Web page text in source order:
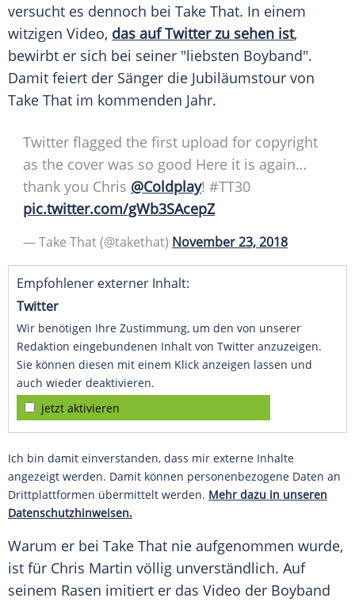
versucht es dennoch bei Take That. In einem
witzigen Video, das auf Twitter zu sehen ist,
bewirbt er sich bei seiner "liebsten Boyband".
Damit feiert der Sänger die Jubiläumstour von
Take That im kommenden Jahr.
Twitter flagged the first upload for copyright
as the cover was so good Here it is again…
thank you Chris @Coldplay! ‍#TT30
pic.twitter.com/gWb3SAcepZ
— Take That (@takethat) November 23, 2018
Empfohlener externer Inhalt:
Twitter
Wir benötigen Ihre Zustimmung, um den von unserer
Redaktion eingebundenen Inhalt von Twitter anzuzeigen.
Sie können diesen mit einem Klick anzeigen lassen und
auch wieder deaktivieren.
jetzt aktivieren
Ich bin damit einverstanden, dass mir externe Inhalte
angezeigt werden. Damit können personenbezogene Daten an
Drittplattformen übermittelt werden. Mehr dazu in unseren
Datenschutzhinweisen.
Warum er bei Take That nie aufgenommen wurde,
ist für Chris Martin völlig unverständlich. Auf
seinem Rasen imitiert er das Video der Boyband